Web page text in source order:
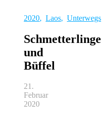
2020, Laos, Unterwegs
Schmetterlinge
und
Büffel
21.
Februar
2020